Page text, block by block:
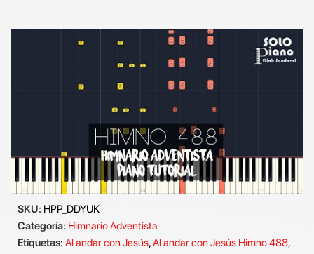
SKU: HPP_DDYUK
Categoría: Himnario Adventista
Etiquetas: Al andar con Jesús,Al andar con Jesús Himno 488,